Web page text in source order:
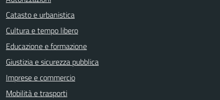
Catasto e urbanistica
Cultura e tempo libero
Educazione e formazione
Giustizia e sicurezza pubblica
Imprese e commercio
Mobilità e trasporti